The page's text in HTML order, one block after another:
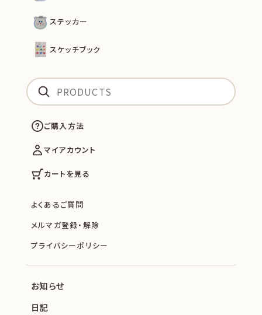
ステッカー
スケッチブック
ご購入方法
マイアカウント
カートを見る
よくあるご質問
メルマガ登録・解除
プライバシーポリシー
お知らせ
日記